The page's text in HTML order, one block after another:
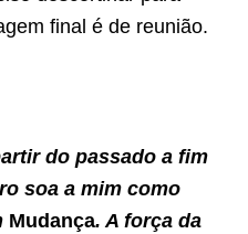
final é de reunião.
do passado a fim
soa a mim como
Mudança. A força da